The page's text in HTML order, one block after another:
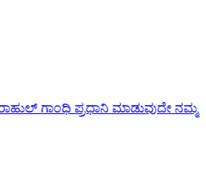
ನಮ್ಮ ಗುರಿ: ಕೊಡಗು ಜಿಲ್ಲಾ ಉಸ್ತುವಾರಿ…